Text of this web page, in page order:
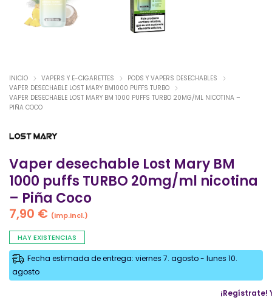
INICIO VAPERS Y E-CIGARETTES
PODS Y VAPERS DESECHABLES
VAPER DESECHABLE LOST MARY BM1000 PUFFS TURBO
VAPER DESECHABLE LOST MARY BM 1000 PUFFS TURBO 20MG/ML NICOTINA –
PIÑA COCO
Vaper desechable Lost Mary BM
1000 puffs TURBO 20mg/ml nicotina
– Piña Coco
7,90 € (imp.incl.)
HAY EXISTENCIAS
Fecha estimada de entrega: viernes 7. agosto - lunes 10.
agosto
¡Regístrate!